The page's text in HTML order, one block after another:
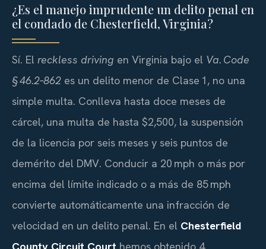
¿Es el manejo imprudente un delito penal en
el condado de Chesterfield, Virginia?
Sí. El reckless driving en Virginia bajo el Va. Code
§ 46.2‑862 es un delito menor de Clase 1, no una
simple multa. Conlleva hasta doce meses de
cárcel, una multa de hasta $2,500, la suspensión
de la licencia por seis meses y seis puntos de
demérito del DMV. Conducir a 20 mph o más por
encima del límite indicado o a más de 85 mph
convierte automáticamente una infracción de
velocidad en un delito penal. En el Chesterfield
County Circuit Court hemos obtenido 4